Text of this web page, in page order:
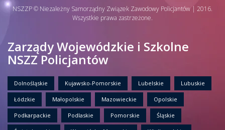
NSZZP © Niezależny Samorządny Związek Zawodowy Policjantów | 2016.
Wszystkie prawa zastrzeżone.
Zarządy Wojewódzkie i Szkolne
NSZZ Policjantów
Dolnośląskie Kujawsko-Pomorskie Lubelskie Lubuskie
Łódzkie Małopolskie Mazowieckie Opolskie
Podkarpackie Podlaskie Pomorskie Śląskie